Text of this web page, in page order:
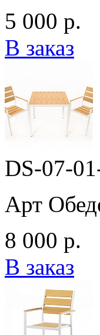
5 000 р.
В заказ
DS-07-
Арт
8 000 р.
В заказ